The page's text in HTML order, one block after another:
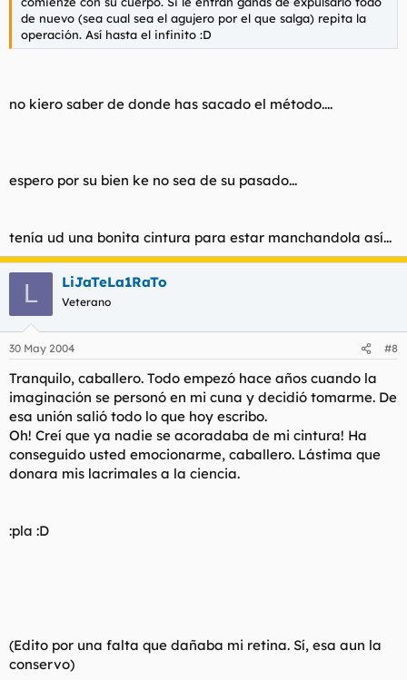
de nuevo (sea cual sea el agujero por el que salga) repita la
operación. Así hasta el infinito :D
no kiero saber de donde has sacado el método....
espero por su bien ke no sea de su pasado...
tenía ud una bonita cintura para estar manchandola así...
L LiJaTeLa1RaTo
Veterano
30 May 2004 #8
Tranquilo, caballero. Todo empezó hace años cuando la
imaginación se personó en mi cuna y decidió tomarme. De
esa unión salió todo lo que hoy escribo.
Oh! Creí que ya nadie se acoradaba de mi cintura! Ha
conseguido usted emocionarme, caballero. Lástima que
donara mis lacrimales a la ciencia.
:pla :D
(Edito por una falta que dañaba mi retina. Sí, esa aun la
conservo)